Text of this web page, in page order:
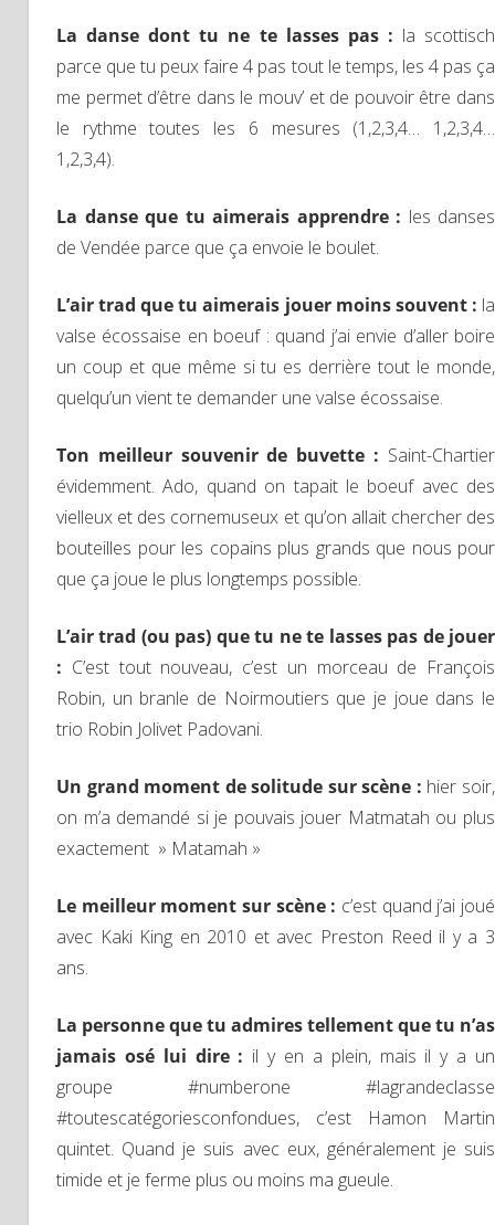
La danse dont tu ne te lasses pas : la scottisch
parce que tu peux faire 4 pas tout le temps, les 4 pas ça
me permet d’être dans le mouv’ et de pouvoir être dans
le rythme toutes les 6 mesures (1,2,3,4… 1,2,3,4…
1,2,3,4).
La danse que tu aimerais apprendre : les danses
de Vendée parce que ça envoie le boulet.
L’air trad que tu aimerais jouer moins souvent : la
valse écossaise en boeuf : quand j’ai envie d’aller boire
un coup et que même si tu es derrière tout le monde,
quelqu’un vient te demander une valse écossaise.
Ton meilleur souvenir de buvette : Saint-Chartier
évidemment. Ado, quand on tapait le boeuf avec des
vielleux et des cornemuseux et qu’on allait chercher des
bouteilles pour les copains plus grands que nous pour
que ça joue le plus longtemps possible.
L’air trad (ou pas) que tu ne te lasses pas de jouer
: C’est tout nouveau, c’est un morceau de François
Robin, un branle de Noirmoutiers que je joue dans le
trio Robin Jolivet Padovani.
Un grand moment de solitude sur scène : hier soir,
on m’a demandé si je pouvais jouer Matmatah ou plus
exactement » Matamah »
Le meilleur moment sur scène : c’est quand j’ai joué
avec Kaki King en 2010 et avec Preston Reed il y a 3
ans.
La personne que tu admires tellement que tu n’as
jamais osé lui dire : il y en a plein, mais il y a un
groupe #numberone #lagrandeclasse
#toutescatégoriesconfondues, c’est Hamon Martin
quintet. Quand je suis avec eux, généralement je suis
timide et je ferme plus ou moins ma gueule.